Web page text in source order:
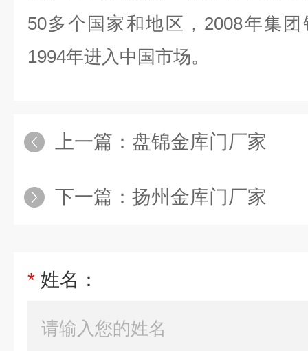
50多个国家和地区， 2008年集
1994年进入中国市场。
上一篇： 盘锦金库门厂家
下一篇： 扬州金库门厂家
* 姓名：